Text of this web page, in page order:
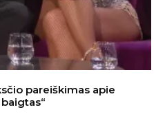
pareiškimas apie